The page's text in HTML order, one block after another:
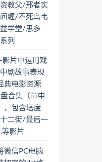
教父/邢者实
缠/不死鸟韦
学堂/思多
列
影片中运用戏
剧故事表现
典电影资源
合集（带中
，包含塔度
二街/最后一
影片
微信PC电脑